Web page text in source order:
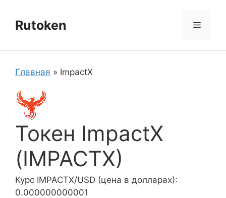
содержимому
Rutoken Меню
Главная » ImpactX
Токен ImpactX
(IMPACTX)
Курс IMPACTX/USD (цена в долларах):
0.000000000001